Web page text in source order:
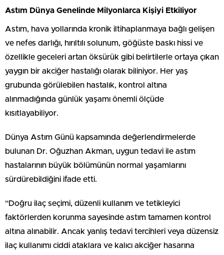
Astım Dünya Genelinde Milyonlarca Kişiyi Etkiliyor
Astım, hava yollarında kronik iltihaplanmaya bağlı gelişen
ve nefes darlığı, hırıltılı solunum, göğüste baskı hissi ve
özellikle geceleri artan öksürük gibi belirtilerle ortaya çıkan
yaygın bir akciğer hastalığı olarak biliniyor. Her yaş
grubunda görülebilen hastalık, kontrol altına
alınmadığında günlük yaşamı önemli ölçüde
kısıtlayabiliyor.
Dünya Astım Günü kapsamında değerlendirmelerde
bulunan Dr. Oğuzhan Akman, uygun tedavi ile astım
hastalarının büyük bölümünün normal yaşamlarını
sürdürebildiğini ifade etti.
“Doğru ilaç seçimi, düzenli kullanım ve tetikleyici
faktörlerden korunma sayesinde astım tamamen kontrol
altına alınabilir. Ancak yanlış tedavi tercihleri veya düzensiz
ilaç kullanımı ciddi ataklara ve kalıcı akciğer hasarına